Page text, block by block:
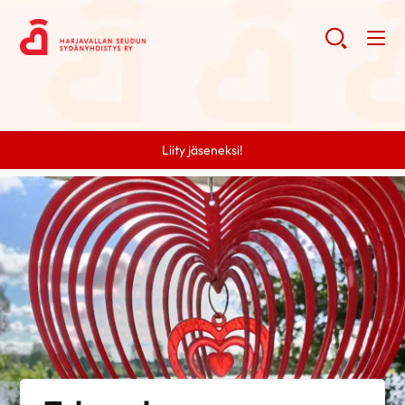
Liity jäseneksi!